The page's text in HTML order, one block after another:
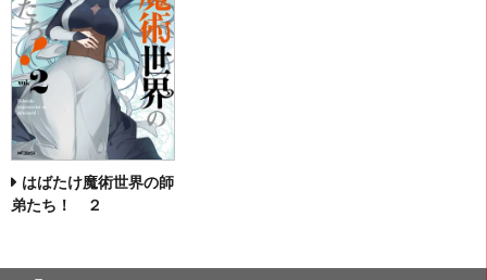
はばたけ魔術世界の師
弟たち！ ２